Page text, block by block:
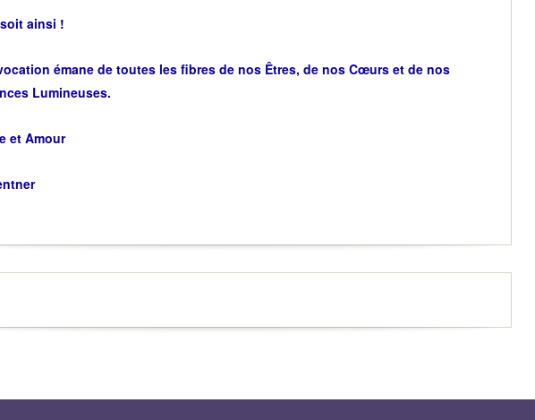
ainsi !
émane de toutes les fibres de nos Êtres, de nos Cœurs et de nos
Lumineuses.
et Amour